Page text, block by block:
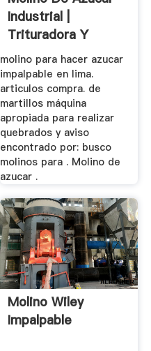
Industrial |
Trituradora Y
Molinos
molino para hacer azucar
impalpable en lima.
articulos compra. de
martillos máquina
apropiada para realizar
quebrados y aviso
encontrado por: busco
molinos para . Molino de
azucar .
Molino Wiley
Impalpable